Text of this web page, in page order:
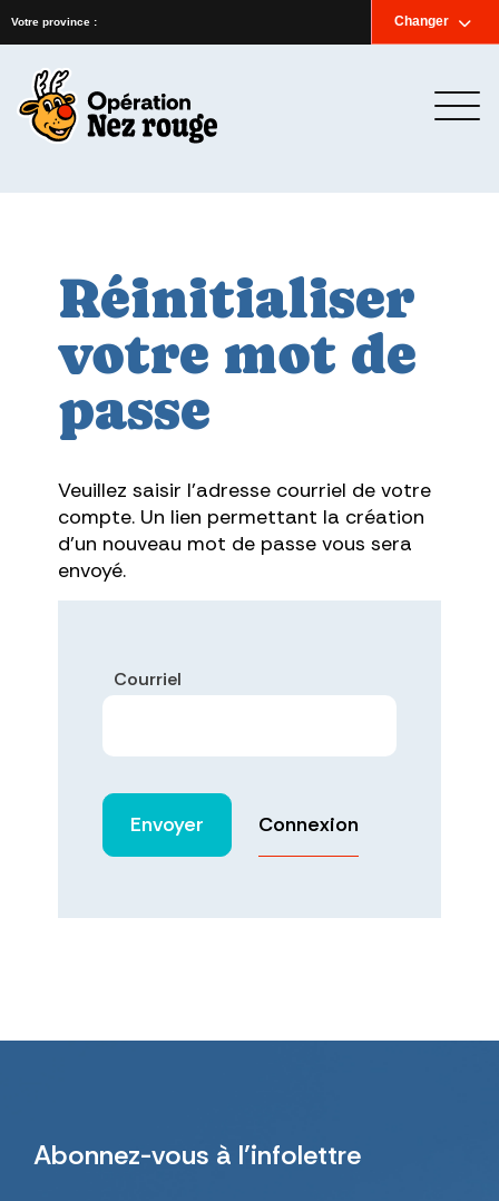
Votre province : Changer
Nous joindre English
Réinitialiser
votre mot de
passe
Veuillez saisir l'adresse courriel de votre
compte. Un lien permettant la création
d'un nouveau mot de passe vous sera
envoyé.
Courriel
Connexion
Abonnez-vous à l’infolettre